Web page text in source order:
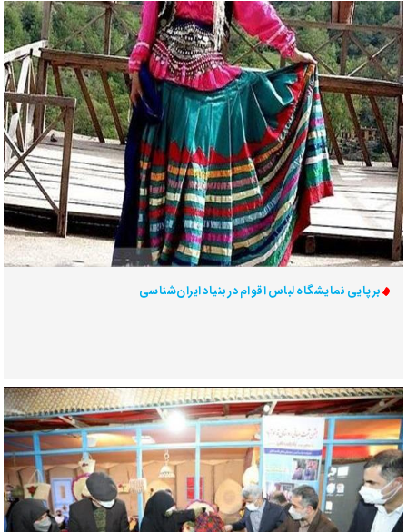
برپایی نمایشگاه لباس اقوام در بنیاد ایران‌شناسی